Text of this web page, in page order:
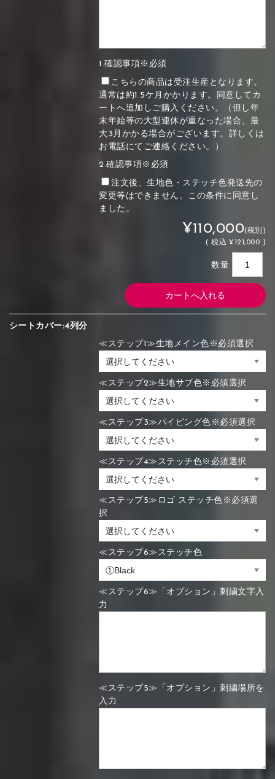
1.確認事項※必須
こちらの商品は受注生産となります。
通常は約1.5ケ月かかります。同意してカ
ートへ追加しご購入ください。（但し年
末年始等の大型連休が重なった場合、最
大3月かかる場合がございます。詳しくは
お電話にてご連絡ください。）
2.確認事項※必須
注文後、生地色・ステッチ色発送先の
変更等はできません。この条件に同意し
ました。
¥110,000(税別)
(税込 ¥121,000 )
数量
シートカバー:4列分
≪ステップ1≫生地メイン色※必須選択
≪ステップ2≫生地サブ色※必須選択
≪ステップ3≫パイピング色※必須選択
≪ステップ4≫ステッチ色※必須選択
≪ステップ5≫ロゴ ステッチ色※必須選
択
≪ステップ6≫ステッチ色
≪ステップ6≫「オプション」刺繍文字入
力
≪ステップ5≫「オプション」刺繍場所を
入力